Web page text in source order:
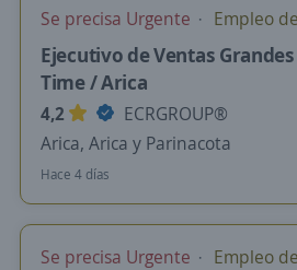
Se precisa Urgente Empleo
Ejecutivo de Ventas
Time / Arica
4,2
ECRGROUP®️
Arica, Arica y Parinacota
Hace 4 días
Se precisa Urgente Empleo